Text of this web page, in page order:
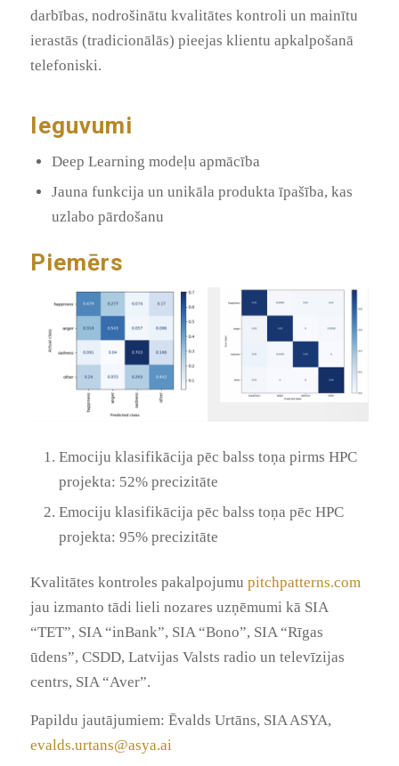
darbības, nodrošinātu kvalitātes kontroli un mainītu
ierastās (tradicionālās) pieejas klientu apkalpošanā
telefoniski.
Ieguvumi
Deep Learning modeļu apmācība
Jauna funkcija un unikāla produkta īpašība, kas
uzlabo pārdošanu
Piemērs
Emociju klasifikācija pēc balss toņa pirms HPC
projekta: 52% precizitāte
Emociju klasifikācija pēc balss toņa pēc HPC
projekta: 95% precizitāte
Kvalitātes kontroles pakalpojumu pitchpatterns.com
jau izmanto tādi lieli nozares uzņēmumi kā SIA
“TET”, SIA “inBank”, SIA “Bono”, SIA “Rīgas
ūdens”, CSDD, Latvijas Valsts radio un televīzijas
centrs, SIA “Aver”.
Papildu jautājumiem: Ēvalds Urtāns, SIA ASYA,
evalds.urtans@asya.ai